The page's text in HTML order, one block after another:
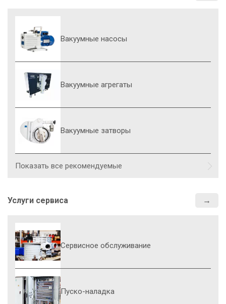
Вакуумные насосы
Вакуумные агрегаты
Вакуумные затворы
Показать все рекомендуемые
Услуги сервиса
Сервисное обслуживание
Пуско-наладка